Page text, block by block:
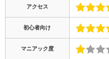
アクセス
初心者向け
マニアック度